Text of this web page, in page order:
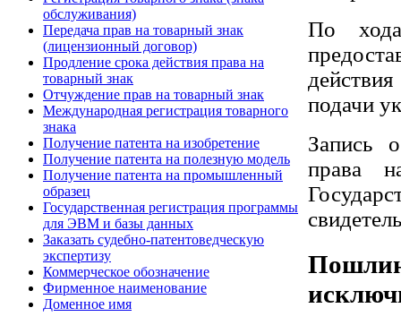
обслуживания)
Передача прав на товарный знак
(лицензионный договор)
Продление срока действия права на
товарный знак
Отчуждение прав на товарный знак
Международная регистрация товарного
знака
Получение патента на изобретение
Получение патента на полезную модель
Получение патента на промышленный
образец
Государственная регистрация программы
для ЭВМ и базы данных
Заказать судебно-патентоведческую
экспертизу
Коммерческое обозначение
Фирменное наименование
Доменное имя
По
подачи
Запись
права